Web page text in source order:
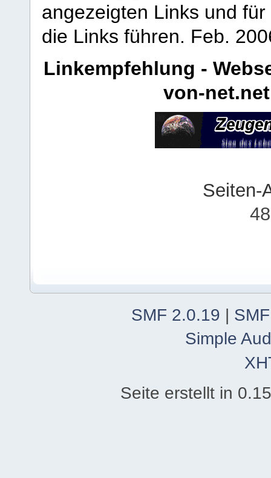
angezeigten Links und
die Links führen. Feb.
Linkempfehlung -
von-net.net
Seiten-
SMF 2.0.19 |
Simple
Seite erstellt in